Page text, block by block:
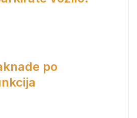
po